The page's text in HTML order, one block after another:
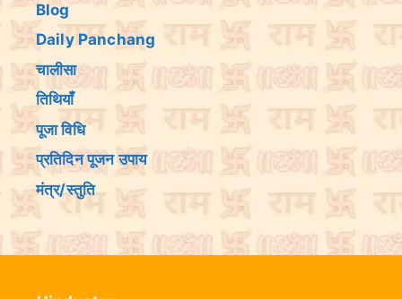
Blog
Daily Panchang
चालीसा
तिथियांँ
पूजा विधि
प्रतिदिन पूजन उपाय
मंत्र/स्तुति